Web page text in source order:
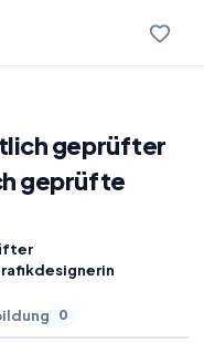
geprüfter
geprüfte
0